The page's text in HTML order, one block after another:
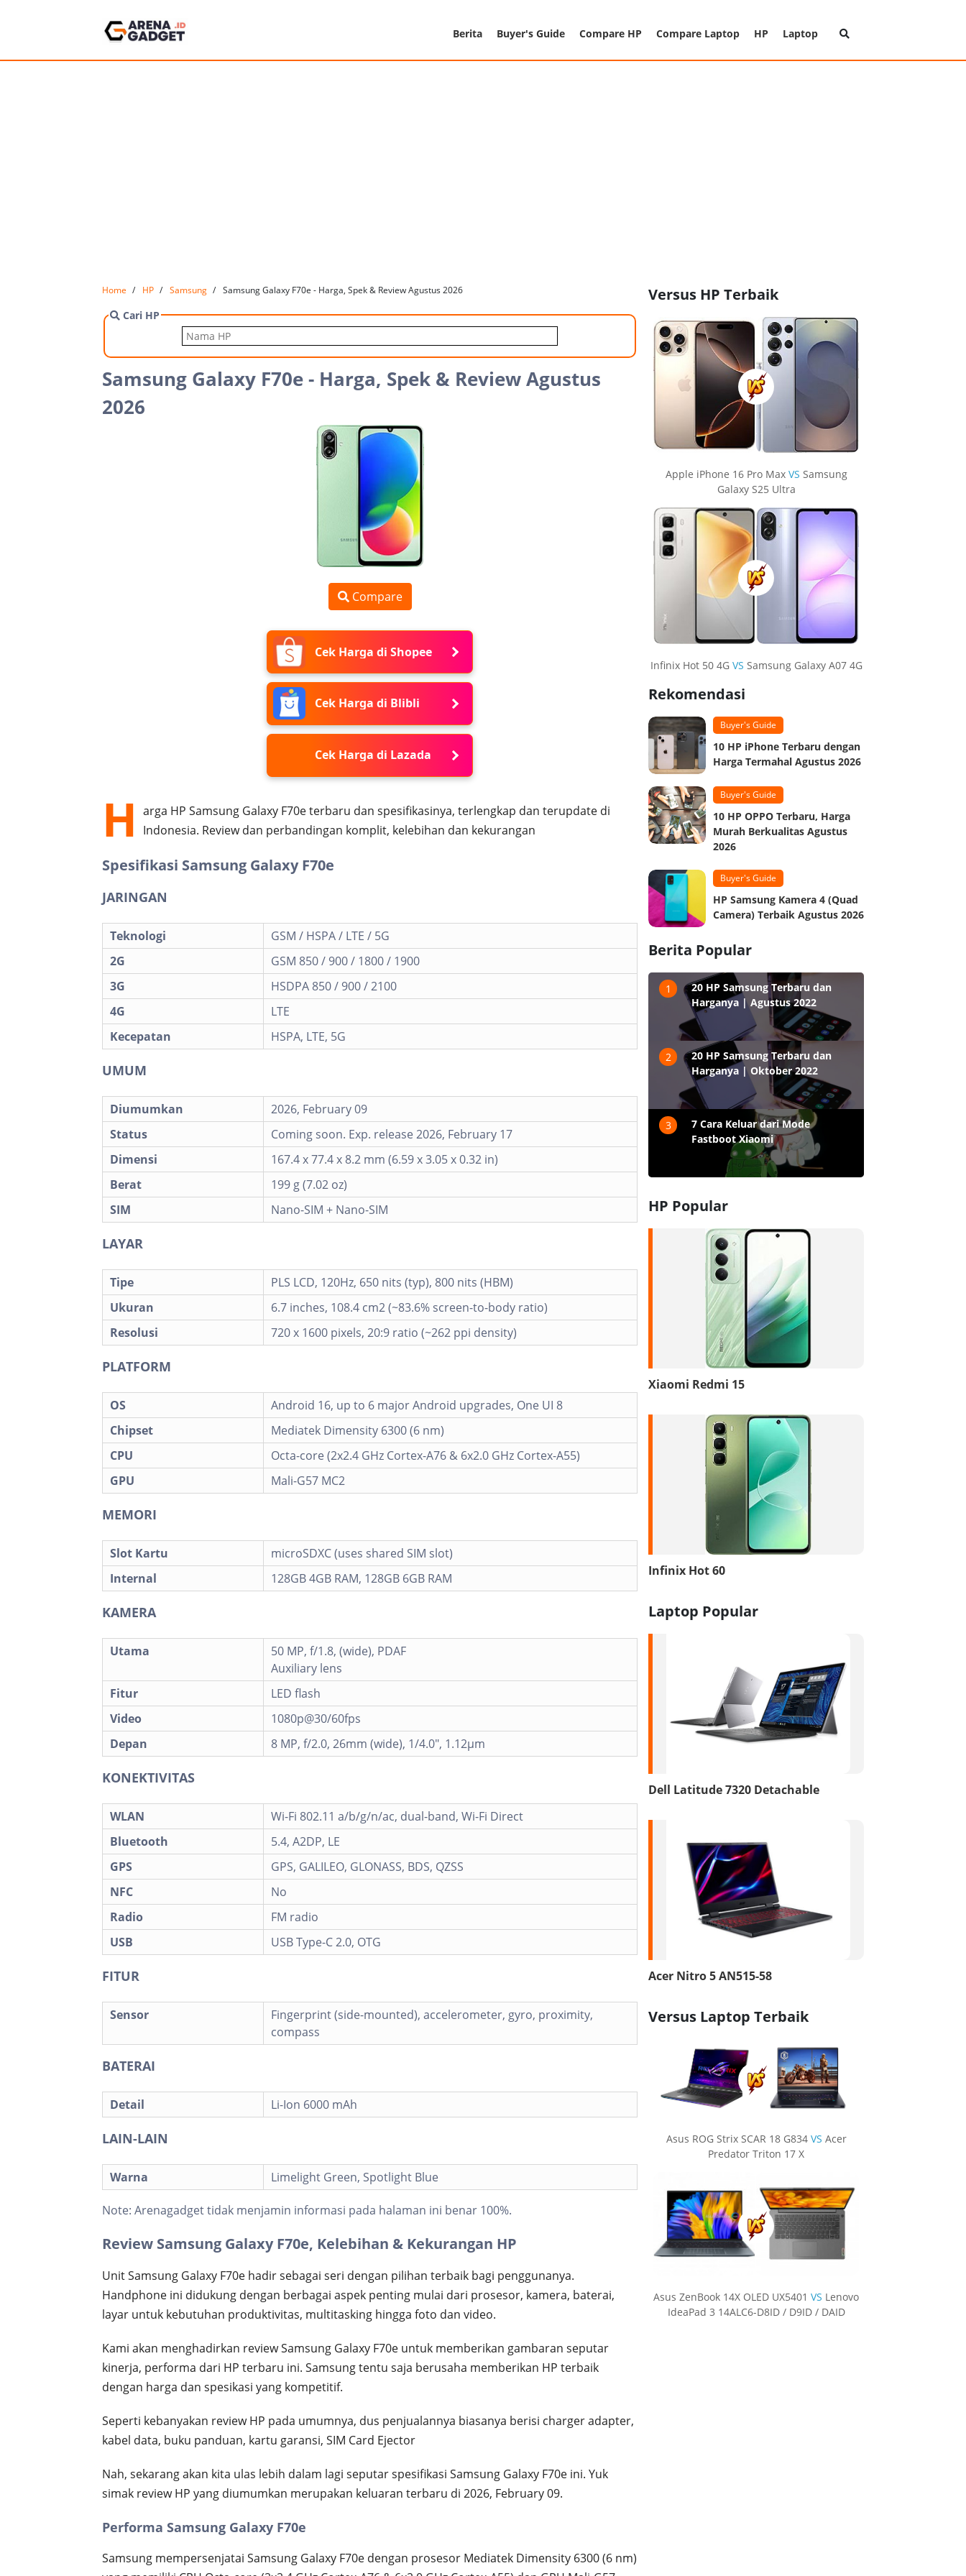
Berita Buyer's Guide Compare HP Compare Laptop HP Laptop
Home HP Samsung Samsung Galaxy F70e - Harga, Spek & Review Agustus 2026
Cari HP
Samsung Galaxy F70e - Harga, Spek & Review Agustus
2026
Compare
Cek Harga di Shopee
Cek Harga di Blibli
Cek Harga di Lazada
H arga HP Samsung Galaxy F70e terbaru dan spesifikasinya, terlengkap dan terupdate di
Indonesia. Review dan perbandingan komplit, kelebihan dan kekurangan
Spesifikasi Samsung Galaxy F70e
JARINGAN
Teknologi
GSM / HSPA / LTE / 5G
2G
GSM 850 / 900 / 1800 / 1900
3G
HSDPA 850 / 900 / 2100
4G
LTE
Kecepatan
HSPA, LTE, 5G
UMUM
Diumumkan
2026, February 09
Status
Coming soon. Exp. release 2026, February 17
Dimensi
167.4 x 77.4 x 8.2 mm (6.59 x 3.05 x 0.32 in)
Berat
199 g (7.02 oz)
SIM
Nano-SIM + Nano-SIM
LAYAR
Tipe
PLS LCD, 120Hz, 650 nits (typ), 800 nits (HBM)
Ukuran
6.7 inches, 108.4 cm2 (~83.6% screen-to-body ratio)
Resolusi
720 x 1600 pixels, 20:9 ratio (~262 ppi density)
PLATFORM
OS
Android 16, up to 6 major Android upgrades, One UI 8
Chipset
Mediatek Dimensity 6300 (6 nm)
CPU
Octa-core (2x2.4 GHz Cortex-A76 & 6x2.0 GHz Cortex-A55)
GPU
Mali-G57 MC2
MEMORI
Slot Kartu
microSDXC (uses shared SIM slot)
Internal
128GB 4GB RAM, 128GB 6GB RAM
KAMERA
Utama
50 MP, f/1.8, (wide), PDAF
Auxiliary lens
Fitur
LED flash
Video
1080p@30/60fps
Depan
8 MP, f/2.0, 26mm (wide), 1/4.0", 1.12µm
KONEKTIVITAS
WLAN
Wi-Fi 802.11 a/b/g/n/ac, dual-band, Wi-Fi Direct
Bluetooth
5.4, A2DP, LE
GPS
GPS, GALILEO, GLONASS, BDS, QZSS
NFC
No
Radio
FM radio
USB
USB Type-C 2.0, OTG
FITUR
Sensor
Fingerprint (side-mounted), accelerometer, gyro, proximity,
compass
BATERAI
Detail Li-Ion 6000 mAh
LAIN-LAIN
Warna Limelight Green, Spotlight Blue
Note: Arenagadget tidak menjamin informasi pada halaman ini benar 100%.
Review Samsung Galaxy F70e, Kelebihan & Kekurangan HP
Unit Samsung Galaxy F70e hadir sebagai seri dengan pilihan terbaik bagi penggunanya.
Handphone ini didukung dengan berbagai aspek penting mulai dari prosesor, kamera, baterai,
layar untuk kebutuhan produktivitas, multitasking hingga foto dan video.
Kami akan menghadirkan review Samsung Galaxy F70e untuk memberikan gambaran seputar
kinerja, performa dari HP terbaru ini. Samsung tentu saja berusaha memberikan HP terbaik
dengan harga dan spesikasi yang kompetitif.
Seperti kebanyakan review HP pada umumnya, dus penjualannya biasanya berisi charger adapter,
kabel data, buku panduan, kartu garansi, SIM Card Ejector
Nah, sekarang akan kita ulas lebih dalam lagi seputar spesifikasi Samsung Galaxy F70e ini. Yuk
simak review HP yang diumumkan merupakan keluaran terbaru di 2026, February 09.
Performa Samsung Galaxy F70e
Samsung mempersenjatai Samsung Galaxy F70e dengan prosesor Mediatek Dimensity 6300 (6 nm)
Versus HP Terbaik
Apple iPhone 16 Pro Max VS Samsung
Galaxy S25 Ultra
Infinix Hot 50 4G VS Samsung Galaxy A07 4G
Rekomendasi
Buyer's Guide
10 HP iPhone Terbaru dengan
Harga Termahal Agustus 2026
Buyer's Guide
10 HP OPPO Terbaru, Harga
Murah Berkualitas Agustus
2026
Buyer's Guide
HP Samsung Kamera 4 (Quad
Camera) Terbaik Agustus 2026
Berita Popular
1
20 HP Samsung Terbaru dan
Harganya | Agustus 2022
2
20 HP Samsung Terbaru dan
Harganya | Oktober 2022
3
7 Cara Keluar dari Mode
Fastboot Xiaomi
HP Popular
Xiaomi Redmi 15
Infinix Hot 60
Laptop Popular
Dell Latitude 7320 Detachable
Acer Nitro 5 AN515-58
Versus Laptop Terbaik
Asus ROG Strix SCAR 18 G834 VS Acer
Predator Triton 17 X
Asus ZenBook 14X OLED UX5401 VS Lenovo
IdeaPad 3 14ALC6-D8ID / D9ID / DAID